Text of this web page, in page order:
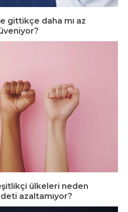
gittikçe daha mı az
ülkeleri neden
azaltamıyor?